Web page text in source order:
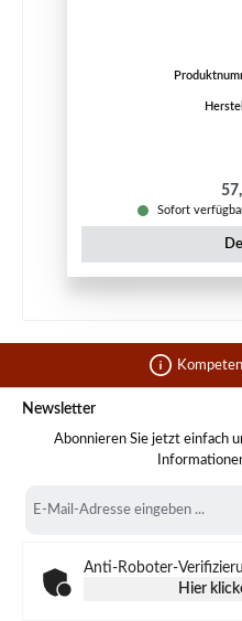
Sofort
Newsletter
Abonnieren Sie jetzt einfach
Mail-
Anti-Roboter-
Hier